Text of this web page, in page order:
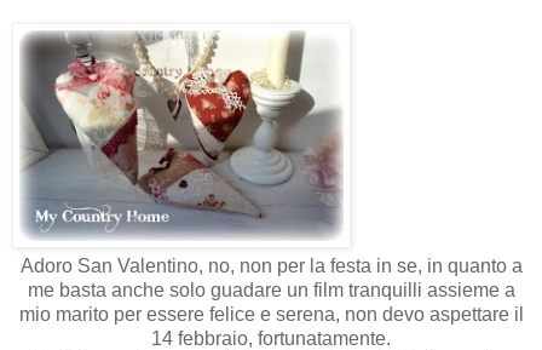
Adoro San Valentino, no, non per la festa in se, in quanto a
me basta anche solo guadare un film tranquilli assieme a
mio marito per essere felice e serena, non devo aspettare il
14 febbraio, fortunatamente.